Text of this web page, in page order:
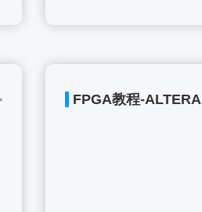
FPGA教程-ALTERA